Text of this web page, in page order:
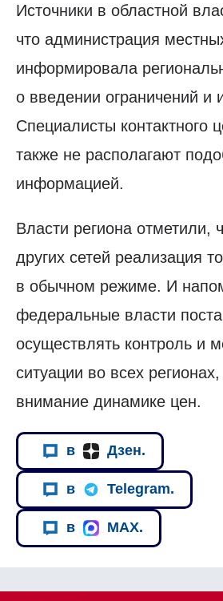
Источники в областной
что администрация
информировала
о введении ограничений и
Специалисты контактного
также не располагают
информацией.
Власти региона отметили,
других сетей реализация
в обычном режиме. И
федеральные власти
осуществлять контроль и
ситуации во всех
внимание динамике цен.
в Дзен.
в Telegram.
в MAX.